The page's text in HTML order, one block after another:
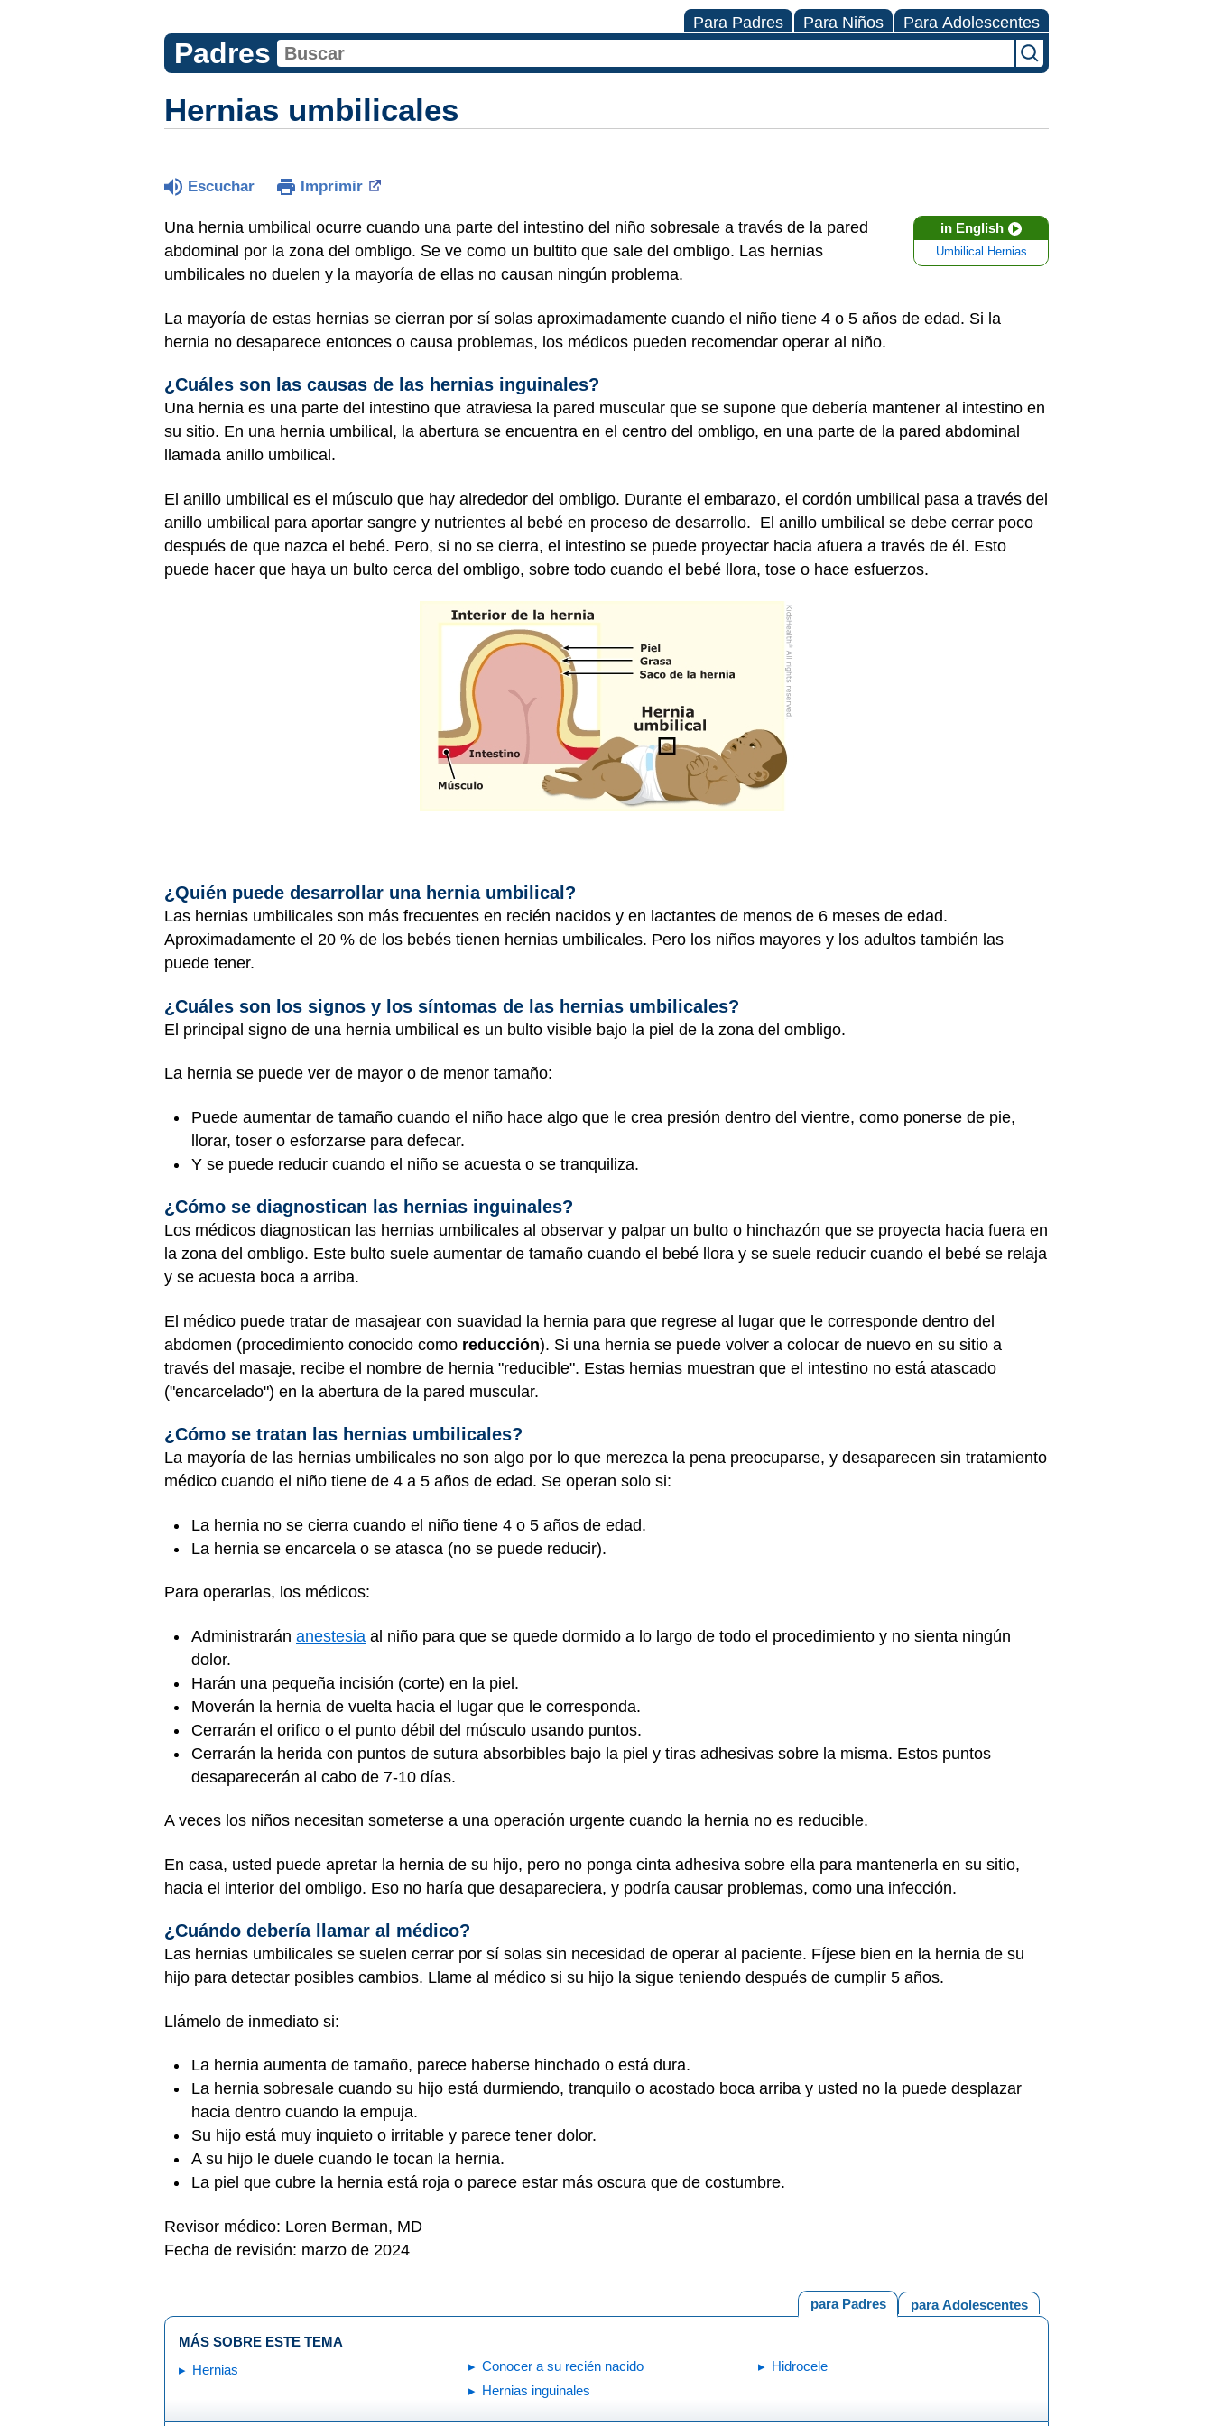
Para Padres Para Niños Para Adolescentes
Padres
Hernias umbilicales
Escuchar Imprimir
in English
Umbilical Hernias
Una hernia umbilical ocurre cuando una parte del intestino del niño sobresale a través de la pared
abdominal por la zona del ombligo. Se ve como un bultito que sale del ombligo. Las hernias
umbilicales no duelen y la mayoría de ellas no causan ningún problema.
La mayoría de estas hernias se cierran por sí solas aproximadamente cuando el niño tiene 4 o 5 años de edad. Si la
hernia no desaparece entonces o causa problemas, los médicos pueden recomendar operar al niño.
¿Cuáles son las causas de las hernias inguinales?
Una hernia es una parte del intestino que atraviesa la pared muscular que se supone que debería mantener al intestino en
su sitio. En una hernia umbilical, la abertura se encuentra en el centro del ombligo, en una parte de la pared abdominal
llamada anillo umbilical.
El anillo umbilical es el músculo que hay alrededor del ombligo. Durante el embarazo, el cordón umbilical pasa a través del
anillo umbilical para aportar sangre y nutrientes al bebé en proceso de desarrollo. El anillo umbilical se debe cerrar poco
después de que nazca el bebé. Pero, si no se cierra, el intestino se puede proyectar hacia afuera a través de él. Esto
puede hacer que haya un bulto cerca del ombligo, sobre todo cuando el bebé llora, tose o hace esfuerzos.
¿Quién puede desarrollar una hernia umbilical?
Las hernias umbilicales son más frecuentes en recién nacidos y en lactantes de menos de 6 meses de edad.
Aproximadamente el 20 % de los bebés tienen hernias umbilicales. Pero los niños mayores y los adultos también las
puede tener.
¿Cuáles son los signos y los síntomas de las hernias umbilicales?
El principal signo de una hernia umbilical es un bulto visible bajo la piel de la zona del ombligo.
La hernia se puede ver de mayor o de menor tamaño:
Puede aumentar de tamaño cuando el niño hace algo que le crea presión dentro del vientre, como ponerse de pie,
llorar, toser o esforzarse para defecar.
Y se puede reducir cuando el niño se acuesta o se tranquiliza.
¿Cómo se diagnostican las hernias inguinales?
Los médicos diagnostican las hernias umbilicales al observar y palpar un bulto o hinchazón que se proyecta hacia fuera en
la zona del ombligo. Este bulto suele aumentar de tamaño cuando el bebé llora y se suele reducir cuando el bebé se relaja
y se acuesta boca a arriba.
El médico puede tratar de masajear con suavidad la hernia para que regrese al lugar que le corresponde dentro del
abdomen (procedimiento conocido como reducción). Si una hernia se puede volver a colocar de nuevo en su sitio a
través del masaje, recibe el nombre de hernia "reducible". Estas hernias muestran que el intestino no está atascado
("encarcelado") en la abertura de la pared muscular.
¿Cómo se tratan las hernias umbilicales?
La mayoría de las hernias umbilicales no son algo por lo que merezca la pena preocuparse, y desaparecen sin tratamiento
médico cuando el niño tiene de 4 a 5 años de edad. Se operan solo si:
La hernia no se cierra cuando el niño tiene 4 o 5 años de edad.
La hernia se encarcela o se atasca (no se puede reducir).
Para operarlas, los médicos:
Administrarán anestesia al niño para que se quede dormido a lo largo de todo el procedimiento y no sienta ningún
dolor.
Harán una pequeña incisión (corte) en la piel.
Moverán la hernia de vuelta hacia el lugar que le corresponda.
Cerrarán el orifico o el punto débil del músculo usando puntos.
Cerrarán la herida con puntos de sutura absorbibles bajo la piel y tiras adhesivas sobre la misma. Estos puntos
desaparecerán al cabo de 7-10 días.
A veces los niños necesitan someterse a una operación urgente cuando la hernia no es reducible.
En casa, usted puede apretar la hernia de su hijo, pero no ponga cinta adhesiva sobre ella para mantenerla en su sitio,
hacia el interior del ombligo. Eso no haría que desapareciera, y podría causar problemas, como una infección.
¿Cuándo debería llamar al médico?
Las hernias umbilicales se suelen cerrar por sí solas sin necesidad de operar al paciente. Fíjese bien en la hernia de su
hijo para detectar posibles cambios. Llame al médico si su hijo la sigue teniendo después de cumplir 5 años.
Llámelo de inmediato si:
La hernia aumenta de tamaño, parece haberse hinchado o está dura.
La hernia sobresale cuando su hijo está durmiendo, tranquilo o acostado boca arriba y usted no la puede desplazar
hacia dentro cuando la empuja.
Su hijo está muy inquieto o irritable y parece tener dolor.
A su hijo le duele cuando le tocan la hernia.
La piel que cubre la hernia está roja o parece estar más oscura que de costumbre.
Revisor médico: Loren Berman, MD
Fecha de revisión: marzo de 2024
para Adolescentes
para Padres
MÁS SOBRE ESTE TEMA
Hernias
Conocer a su recién nacido
Hernias inguinales
Hidrocele